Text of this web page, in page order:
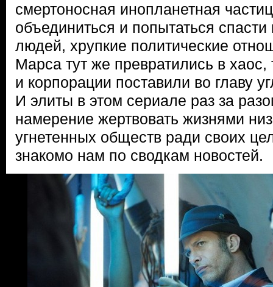
смертоносная инопланетная
объединиться и попытаться
людей, хрупкие политические
Марса тут же превратились в хаос,
и корпорации поставили во главу
И элиты в этом сериале раз за
намерение жертвовать жизнями
угнетенных обществ ради своих
знакомо нам по сводкам новостей.